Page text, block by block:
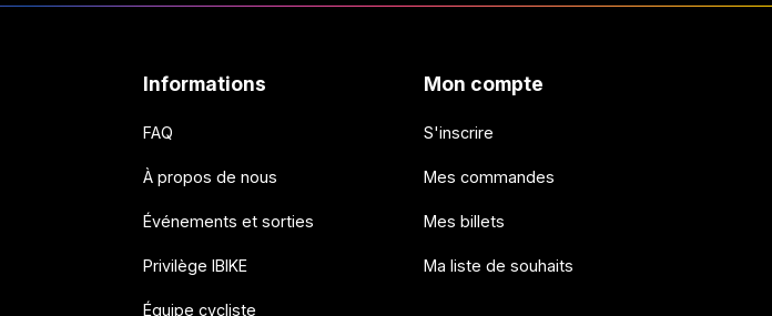
Informations
FAQ
À propos de nous
Événements et sorties
Privilège IBIKE
Équipe cycliste
Mon compte
S'inscrire
Mes commandes
Mes billets
Ma liste de souhaits